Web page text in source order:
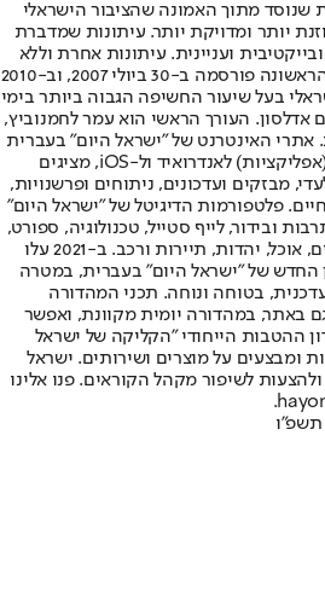
שנוסד מתוך האמונה שהציבור הישראלי
יותר ומדויקת יותר. עיתונות שמדברת
ועניינית. עיתונות אחרת וללא
תשלום. המהדורה המודפסת הראשונה פורסמה ב-30 ביולי 2007, וב-2010
בעל שיעור החשיפה הגבוה ביותר בימי
אדלסון. העורך הראשי הוא עמר לחמנוביץ,
אתרי האינטרנט של "ישראל היום" בעברית
ובאנגלית, כמו כן היישומונים (אפליקציות) לאנדרואיד ול-iOS, מציגים
מבזקים ועדכונים, ניתוחים ופרשנויות,
פלטפורמות הדיגיטל של "ישראל היום"
ובידור, לייף סטייל, טכנולוגיה, ספורט,
כלכלה וצרכנות, בריאות, חיילים, אוכל, יהדות, תיירות ורכב. ב-2021 עלו
החדש של "ישראל היום" בעברית, במטרה
בטוחה ונוחה. תכני המהדורה
באתר, במהדורה יומית מקוונת, ואפשר
ההטבות הייחודי "הקליקה של ישראל
ומבצעים על מוצרים ושירותים. ישראל
לשיפור מקהל הקוראים. פנו אלינו
תשפ"ו